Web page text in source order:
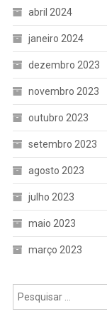
abril 2024
janeiro 2024
dezembro 2023
novembro 2023
outubro 2023
setembro 2023
agosto 2023
julho 2023
maio 2023
março 2023